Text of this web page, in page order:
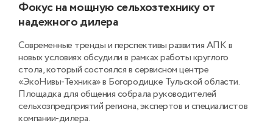
Фокус на мощную сельхозтехнику от
надежного дилера
Современные тренды и перспективы развития АПК в
новых условиях обсудили в рамках работы круглого
стола, который состоялся в сервисном центре
«ЭкоНивы-Техника» в Богородицке Тульской области.
Площадка для общения собрала руководителей
сельхозпредприятий региона, экспертов и специалистов
компании-дилера.